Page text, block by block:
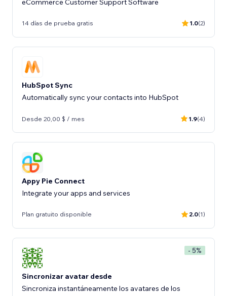
14 días de prueba gratis 1.0(2)
HubSpot Sync
Automatically sync your contacts into HubSpot
Desde 20,00 $ / mes 1.9(4)
Appy Pie Connect
Integrate your apps and services
Plan gratuito disponible 2.0(1)
- 5%
Sincronizar avatar desde
Sincroniza instantáneamente los avatares de los